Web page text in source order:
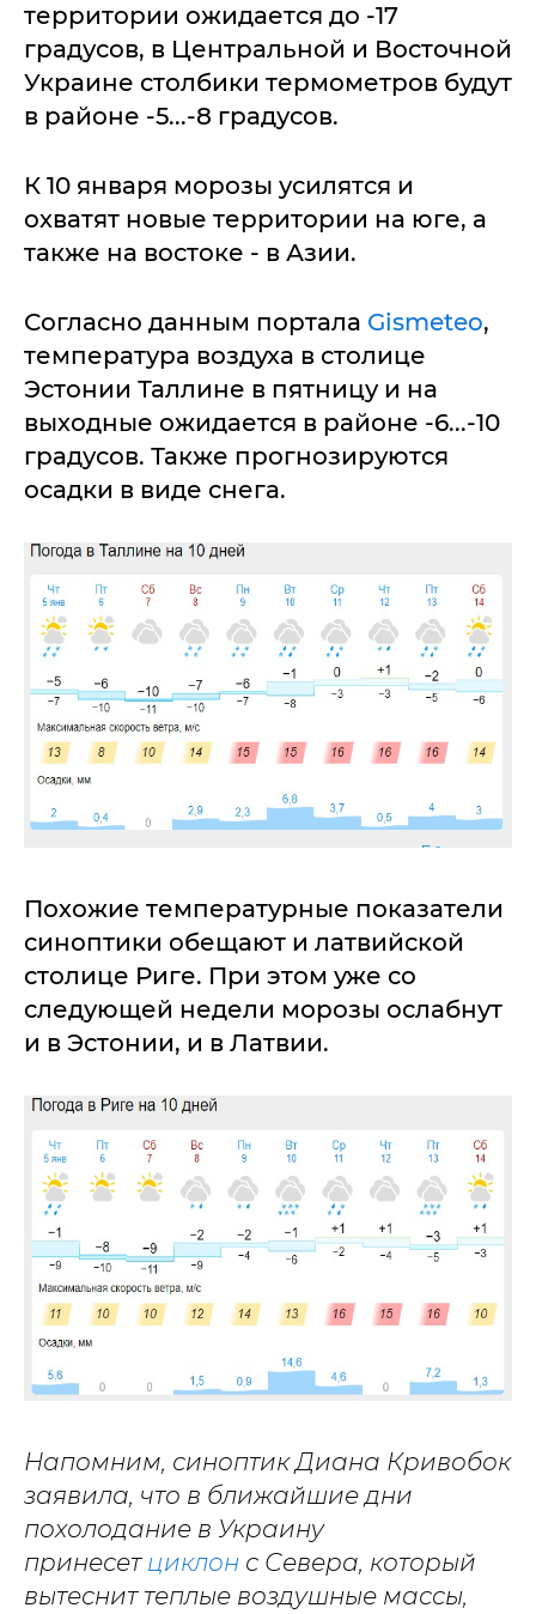
территории ожидается до -17
градусов, в Центральной и Восточной
Украине столбики термометров будут
в районе -5...-8 градусов.
К 10 января морозы усилятся и
охватят новые территории на юге, а
также на востоке - в Азии.
Согласно данным портала Gismeteo,
температура воздуха в столице
Эстонии Таллине в пятницу и на
выходные ожидается в районе -6...-10
градусов. Также прогнозируются
осадки в виде снега.
Похожие температурные показатели
синоптики обещают и латвийской
столице Риге. При этом уже со
следующей недели морозы ослабнут
и в Эстонии, и в Латвии.
Напомним, синоптик Диана Кривобок
заявила, что в ближайшие дни
похолодание в Украину
принесет циклон с Севера, который
вытеснит теплые воздушные массы,